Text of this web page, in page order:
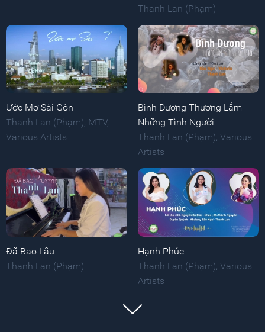
Thanh Lan (Phạm)
Ước Mơ Sài Gòn
Thanh Lan (Phạm), MTV,
Various Artists
Bình Dương Thương Lắm
Những Tình Người
Thanh Lan (Phạm), Various
Artists
Đã Bao Lâu
Thanh Lan (Phạm)
Hạnh Phúc
Thanh Lan (Phạm) Various
Artists